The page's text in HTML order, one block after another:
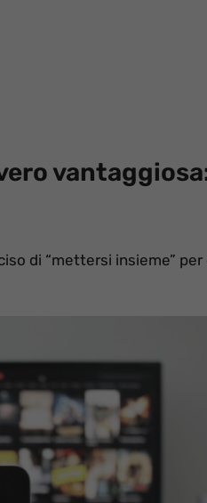
di “mettersi insieme”